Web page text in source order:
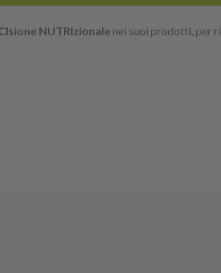
NUTRIzionale nei suoi prodotti, per